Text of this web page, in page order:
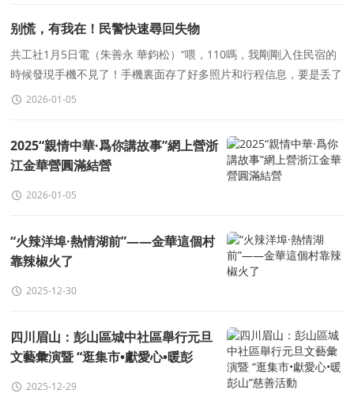
别慌，有我在！民警快速尋回失物
共工社1月5日電（朱善永 華鈞松）“喂，110嗎，我剛剛入住民宿的
時候發現手機不見了！手機裏面存了好多照片和行程信息，要是丢了
我該怎麽辦啊。”12月16日，來自福建的遊客俞女
2026-01-05
2025“親情中華·爲你講故事”網上營浙
江金華營圓滿結營
2026-01-05
“火辣洋埠·熱情湖前”——金華這個村
靠辣椒火了
2025-12-30
四川眉山：彭山區城中社區舉行元旦
文藝彙演暨 “逛集市•獻愛心•暖彭
2025-12-29